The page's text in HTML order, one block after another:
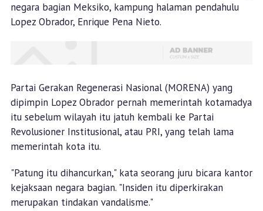
negara bagian Meksiko, kampung halaman pendahulu
Lopez Obrador, Enrique Pena Nieto.
Partai Gerakan Regenerasi Nasional (MORENA) yang
dipimpin Lopez Obrador pernah memerintah kotamadya
itu sebelum wilayah itu jatuh kembali ke Partai
Revolusioner Institusional, atau PRI, yang telah lama
memerintah kota itu.
"Patung itu dihancurkan," kata seorang juru bicara kantor
kejaksaan negara bagian. "Insiden itu diperkirakan
merupakan tindakan vandalisme."